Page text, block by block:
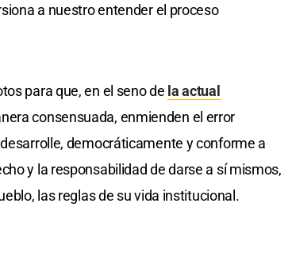
a nuestro entender el proceso
para que, en el seno de la actual
consensuada, enmienden el error
democráticamente y conforme a
y la responsabilidad de darse a sí mismos,
las reglas de su vida institucional.